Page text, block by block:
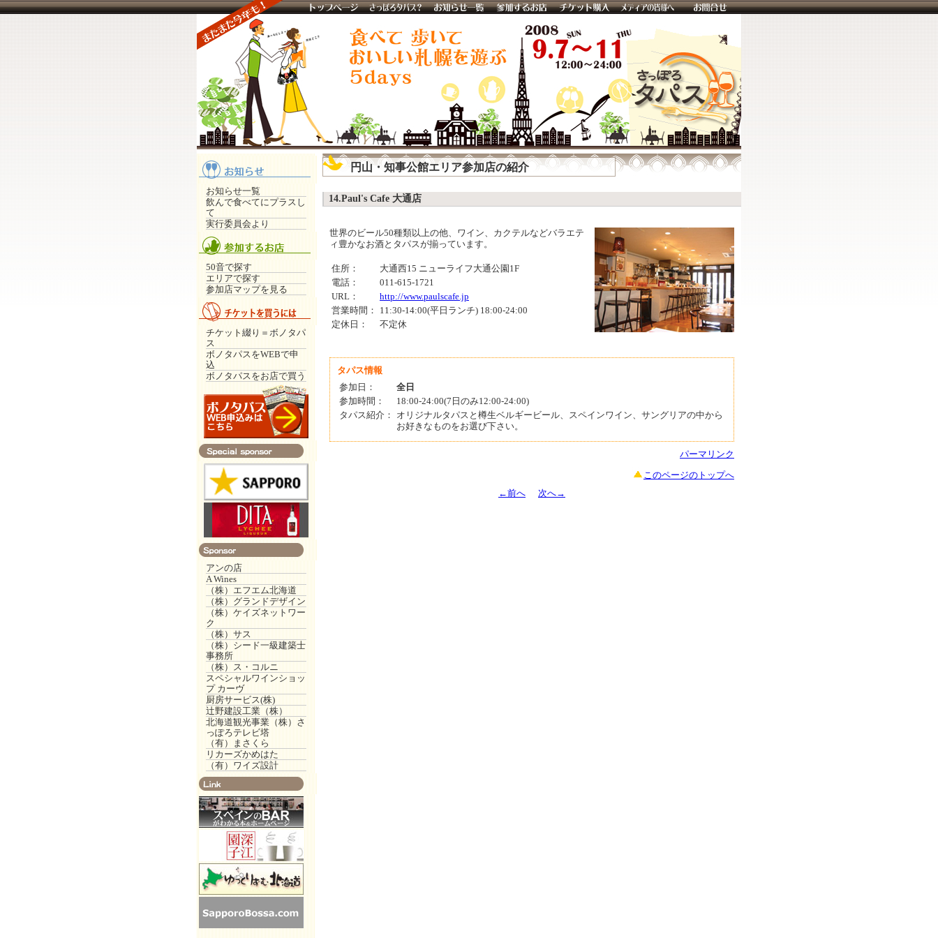
お知らせ一覧
飲んで食べてにプラスし
て
実行委員会より
50音で探す
エリアで探す
参加店マップを見る
チケット綴り＝ボノタパ
ス
ボノタパスをWEBで申
込
ボノタパスをお店で買う
アンの店
A Wines
（株）エフエム北海道
（株）グランドデザイン
（株）ケイズネットワー
ク
（株）サス
（株）シード一級建築士
事務所
（株）ス・コルニ
スペシャルワインショッ
プ カーヴ
厨房サービス(株)
辻野建設工業（株）
北海道観光事業（株）さ
っぽろテレビ塔
（有）まさくら
リカーズかめはた
（有）ワイズ設計
円山・知事公館エリア参加店の紹介
14.Paul's Cafe 大通店
世界のビール50種類以上の他、ワイン、カクテルなどバラエテ
ィ豊かなお酒とタパスが揃っています。
住所：
大通西15 ニューライフ大通公園1F
電話：
011-615-1721
URL：
http://www.paulscafe.jp
営業時間：
11:30-14:00(平日ランチ) 18:00-24:00
定休日：
不定休
タパス情報
参加日：
全日
参加時間：
18:00-24:00(7日のみ12:00-24:00)
タパス紹介：
オリジナルタパスと樽生ベルギービール、スペインワイン、サングリアの中から
お好きなものをお選び下さい。
パーマリンク
このページのトップへ
←前へ
次へ→